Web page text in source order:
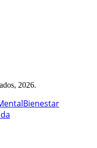
2026.
Bienestar